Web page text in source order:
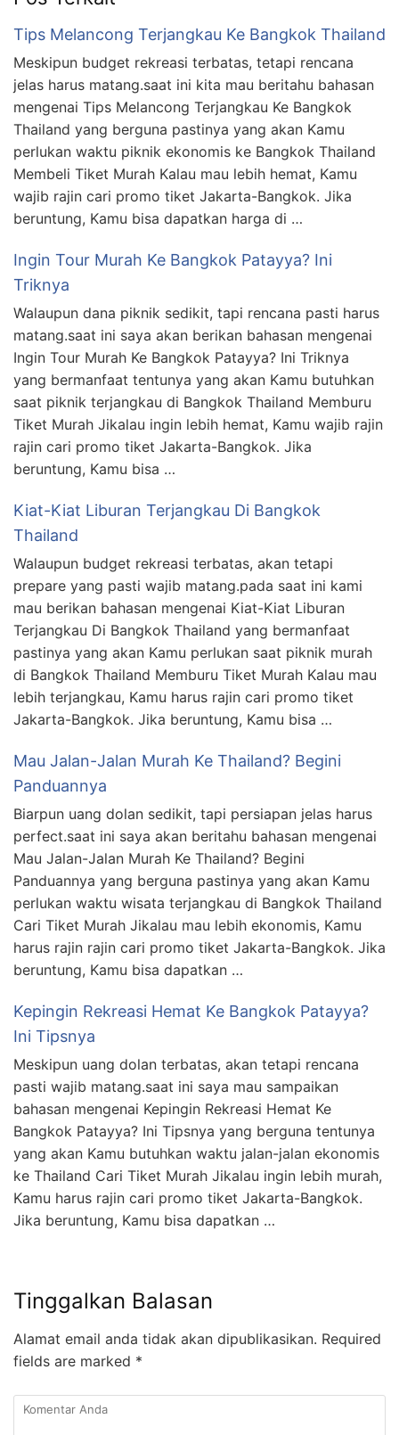
Tips Melancong Terjangkau Ke Bangkok Thailand
Meskipun budget rekreasi terbatas, tetapi rencana
jelas harus matang.saat ini kita mau beritahu bahasan
mengenai Tips Melancong Terjangkau Ke Bangkok
Thailand yang berguna pastinya yang akan Kamu
perlukan waktu piknik ekonomis ke Bangkok Thailand
Membeli Tiket Murah Kalau mau lebih hemat, Kamu
wajib rajin cari promo tiket Jakarta-Bangkok. Jika
beruntung, Kamu bisa dapatkan harga di …
Ingin Tour Murah Ke Bangkok Patayya? Ini
Triknya
Walaupun dana piknik sedikit, tapi rencana pasti harus
matang.saat ini saya akan berikan bahasan mengenai
Ingin Tour Murah Ke Bangkok Patayya? Ini Triknya
yang bermanfaat tentunya yang akan Kamu butuhkan
saat piknik terjangkau di Bangkok Thailand Memburu
Tiket Murah Jikalau ingin lebih hemat, Kamu wajib rajin
rajin cari promo tiket Jakarta-Bangkok. Jika
beruntung, Kamu bisa …
Kiat-Kiat Liburan Terjangkau Di Bangkok
Thailand
Walaupun budget rekreasi terbatas, akan tetapi
prepare yang pasti wajib matang.pada saat ini kami
mau berikan bahasan mengenai Kiat-Kiat Liburan
Terjangkau Di Bangkok Thailand yang bermanfaat
pastinya yang akan Kamu perlukan saat piknik murah
di Bangkok Thailand Memburu Tiket Murah Kalau mau
lebih terjangkau, Kamu harus rajin cari promo tiket
Jakarta-Bangkok. Jika beruntung, Kamu bisa …
Mau Jalan-Jalan Murah Ke Thailand? Begini
Panduannya
Biarpun uang dolan sedikit, tapi persiapan jelas harus
perfect.saat ini saya akan beritahu bahasan mengenai
Mau Jalan-Jalan Murah Ke Thailand? Begini
Panduannya yang berguna pastinya yang akan Kamu
perlukan waktu wisata terjangkau di Bangkok Thailand
Cari Tiket Murah Jikalau mau lebih ekonomis, Kamu
harus rajin rajin cari promo tiket Jakarta-Bangkok. Jika
beruntung, Kamu bisa dapatkan …
Kepingin Rekreasi Hemat Ke Bangkok Patayya?
Ini Tipsnya
Meskipun uang dolan terbatas, akan tetapi rencana
pasti wajib matang.saat ini saya mau sampaikan
bahasan mengenai Kepingin Rekreasi Hemat Ke
Bangkok Patayya? Ini Tipsnya yang berguna tentunya
yang akan Kamu butuhkan waktu jalan-jalan ekonomis
ke Thailand Cari Tiket Murah Jikalau ingin lebih murah,
Kamu harus rajin cari promo tiket Jakarta-Bangkok.
Jika beruntung, Kamu bisa dapatkan …
Tinggalkan Balasan
Alamat email anda tidak akan dipublikasikan. Required
fields are marked *